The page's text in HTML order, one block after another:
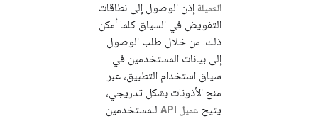
العميلة إذن الوصول إلى نطاقات
التفويض في السياق كلما أمكن
ذلك. من خلال طلب الوصول
إلى بيانات المستخدمين في
سياق استخدام التطبيق، عبر
منح الأذونات بشكل تدريجي،
يتيح عميل API
للمستخدمين